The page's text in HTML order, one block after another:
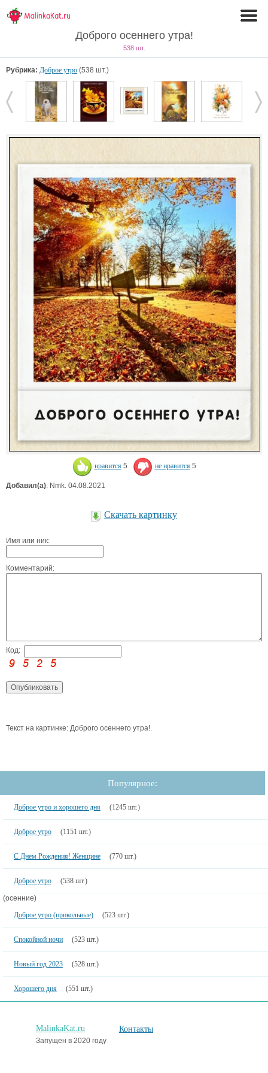
Доброго осеннего утра!
538 шт.
Рубрика: Доброе утро (538 шт.)
нравится 5 не нравится 5
Добавил(а): Nmk. 04.08.2021
Скачать картинку
Имя или ник:
Комментарий:
Код:
Текст на картинке: Доброго осеннего утра!.
Популярное:
Доброе утро и хорошего дня (1245 шт.)
Доброе утро (1151 шт.)
С Днем Рождения! Женщине (770 шт.)
Доброе утро (538 шт.)
(осенние)
Доброе утро (прикольные)
(523 шт.)
Спокойной ночи (523 шт.)
Новый год 2023 (528 шт.)
Хорошего дня (551 шт.)
MalinkaKat.ru
Запущен в 2020 году
Контакты